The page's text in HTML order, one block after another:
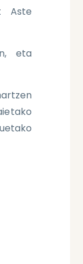
Aste
eta